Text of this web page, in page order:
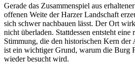
Gerade das Zusammenspiel aus
offenen Weite der Harzer Landschaft
sich schwer nachbauen lässt. Der Ort
nicht überladen. Stattdessen entsteht eine
Stimmung, die den historischen Kern der
ist ein wichtiger Grund, warum die Burg
wieder besucht wird.